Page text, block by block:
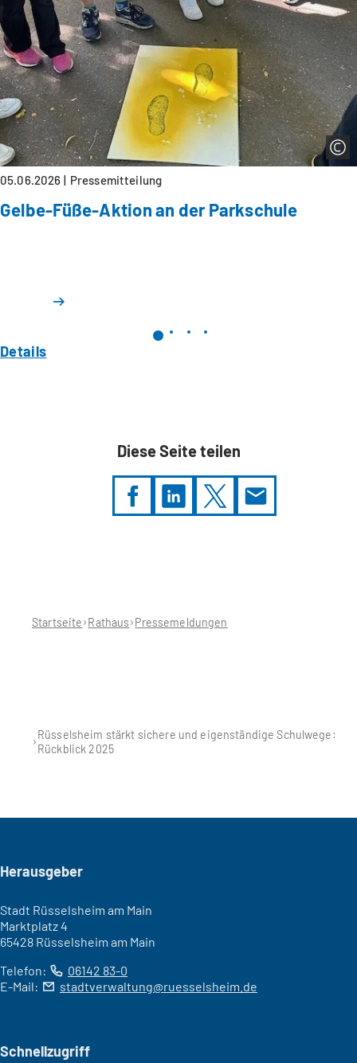
05.06.2026 Pressemitteilung
Gelbe-Füße-Aktion an der Parkschule
Details
Diese Seite teilen
Startseite Rathaus Pressemeldungen
Rüsselsheim stärkt sichere und eigenständige Schulwege:
Rückblick 2025
Seitenfuß
Herausgeber
Stadt Rüsselsheim am Main
Marktplatz 4
65428 Rüsselsheim am Main
Telefon:
06142 83-0
E-Mail:
stadtverwaltung ruesselsheim de
Schnellzugriff